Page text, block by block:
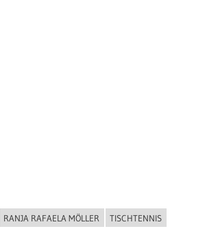
RANJA RAFAELA MÖLLER TISCHTENNIS